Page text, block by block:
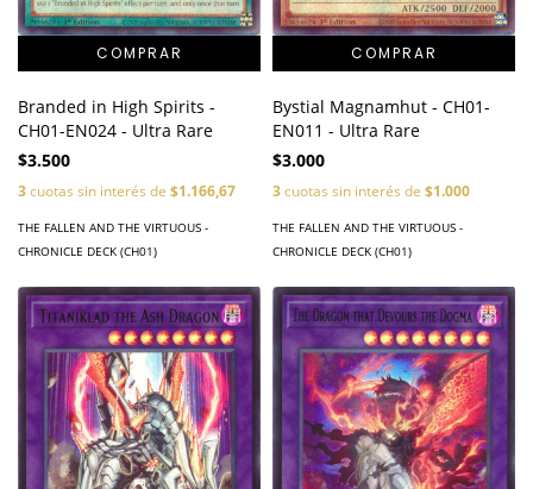
Branded in High Spirits -
CH01-EN024 - Ultra Rare
$3.500
3cuotas sin interés de $1.166,67
THE FALLEN AND THE VIRTUOUS -
CHRONICLE DECK (CH01)
Bystial Magnamhut - CH01-
EN011 - Ultra Rare
$3.000
3cuotas sin interés de $1.000
THE FALLEN AND THE VIRTUOUS -
CHRONICLE DECK (CH01)